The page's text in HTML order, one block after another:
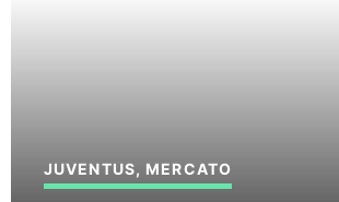
JUVENTUS, MERCATO